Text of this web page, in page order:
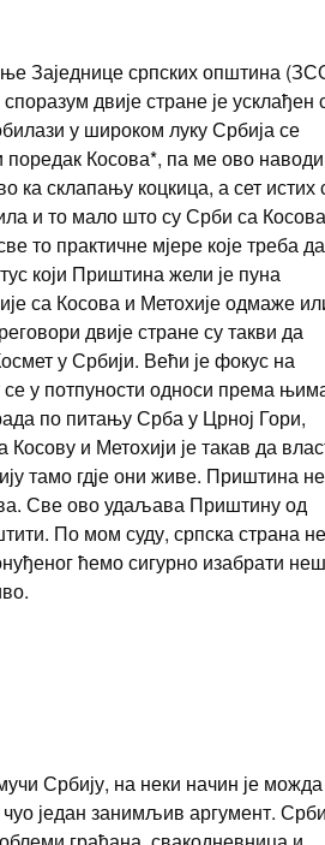
Заједнице српских општина
двије стране је усклађен
у широком луку Србија се
Косова*, па ме ово наводи
ка склапању коцкица, а сет истих
и то мало што су Срби са
то практичне мјере које треба да
који Приштина жели је пуна
са Косова и Метохије одмаже
двије стране су такви да
у Србији. Већи је фокус на
у потпуности односи према
по питању Срба у Црној Гори,
и Метохији је такав да
тамо гдје они живе. Приштина не
Све ово удаљава Приштину од
По мом суду, српска страна не
ћемо сигурно изабрати
Србију, на неки начин је можда
један занимљив аргумент.